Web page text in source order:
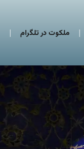
ملکوت در تلگرام